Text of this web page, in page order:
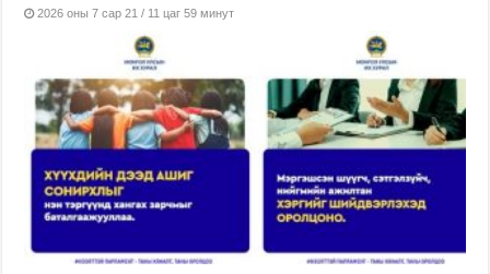
2026 оны 7 сар 21 / 11 цаг 59 минут